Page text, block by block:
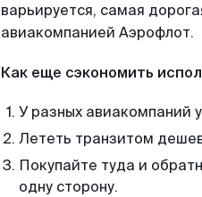
варьируется, самая
авиакомпанией Аэрофлот.
Как еще сэкономить
У разных авиакомпаний
Лететь транзитом
Покупайте туда и
одну сторону.